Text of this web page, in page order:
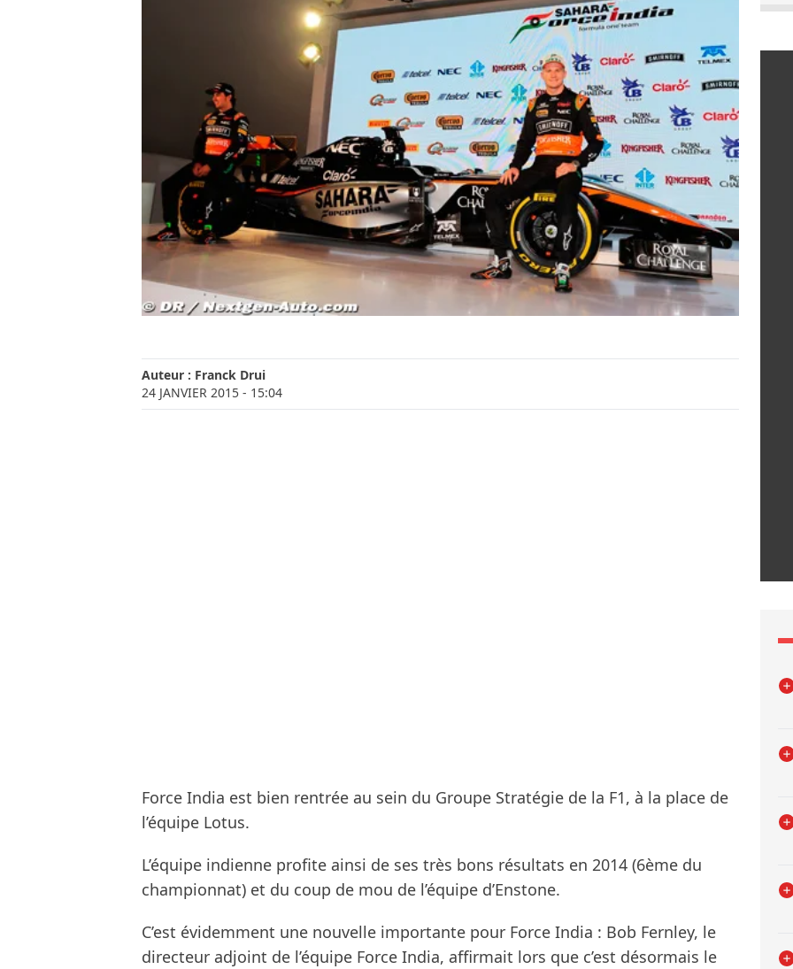
Auteur : Franck Drui
24 JANVIER 2015 - 15:04
Force India est bien rentrée au sein du Groupe Stratégie de la F1, à la place de
l’équipe Lotus.
L’équipe indienne profite ainsi de ses très bons résultats en 2014 (6ème du
championnat) et du coup de mou de l’équipe d’Enstone.
C’est évidemment une nouvelle importante pour Force India : Bob Fernley, le
directeur adjoint de l’équipe Force India, affirmait lors que c’est désormais le